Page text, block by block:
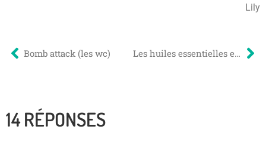
Lily
Bomb attack (les wc) Les huiles essentielles en cuisine aussi : miam !
14 RÉPONSES